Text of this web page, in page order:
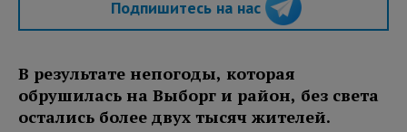
Подпишитесь на нас
В результате непогоды, которая
обрушилась на Выборг и район, без света
остались более двух тысяч жителей.